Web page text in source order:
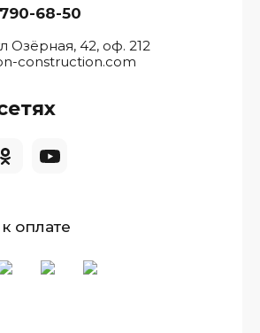
68-50
Озёрная, 42, оф. 212
construction.com
оплате